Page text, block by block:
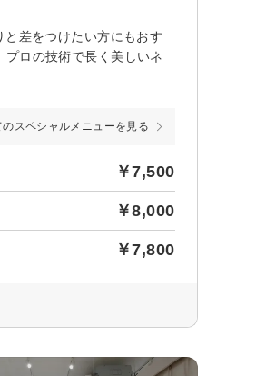
差をつけたい方にもおす
ロの技術で長く美しいネ
のスペシャルメニューを見る
￥7,500
￥8,000
￥7,800